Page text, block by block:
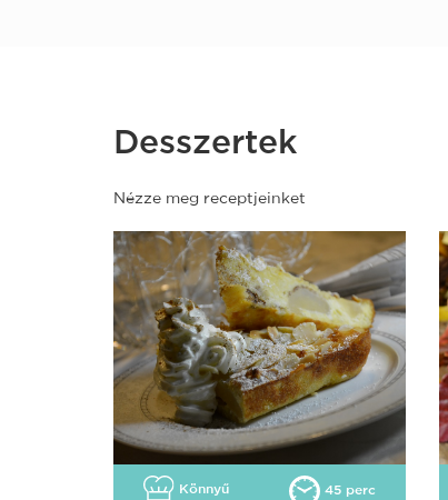
Desszertek
Nézze meg receptjeinket
Könnyű 45 perc